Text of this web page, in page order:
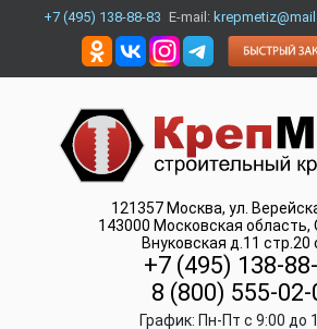
+7 (495) 138-88-83 E-mail:
121357 Москва, ул.
143000 Московская область,
Внуковская д.11 стр.20
+7 (495) 138-
8 (800) 555-02-
График: Пн-Пт c 9:00 до